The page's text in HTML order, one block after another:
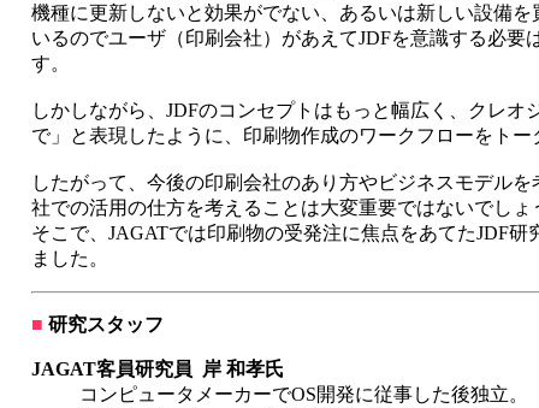
機種に更新しないと効果がでない、あるいは新しい設備
いるのでユーザ（印刷会社）があえてJDFを意識する必要
す。
しかしながら、JDFのコンセプトはもっと幅広く、クレオ
で」と表現したように、印刷物作成のワークフローをト
したがって、今後の印刷会社のあり方やビジネスモデル
社での活用の仕方を考えることは大変重要ではないでしょ
そこで、JAGATでは印刷物の受発注に焦点をあてたJDF
ました。
■ 研究スタッフ
JAGAT客員研究員 岸 和孝氏
コンピュータメーカーでOS開発に従事した後独立。